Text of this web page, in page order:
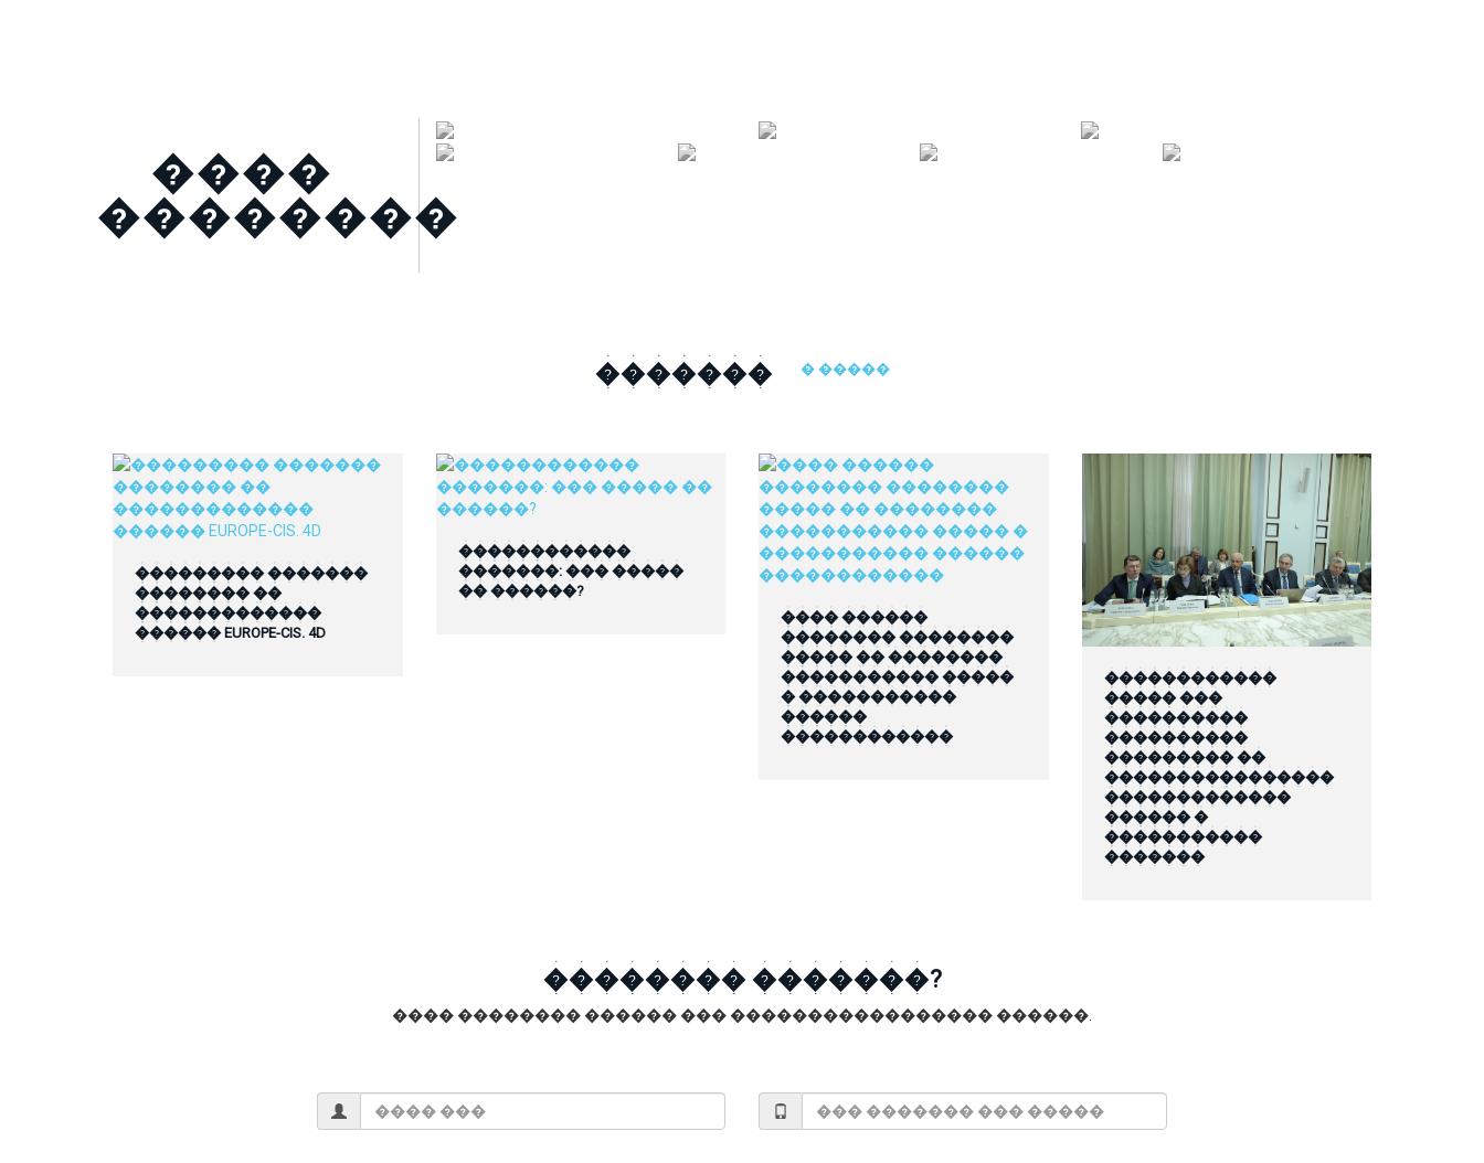
����
��������
������� � �����
��������� �������
�������� ��
�������������
������ EUROPE-CIS. 4D
������������
�������: ��� �����
�� ������?
���� ������
�������� ��������
����� �� ��������
����������� �����
� �����������
������
������������
������������
����� ���
����������
����������
��������� ��
����������������
�������������
������ �
�����������
�������
�������� �������?
���� �������� ������ ��� ����������������� ������.